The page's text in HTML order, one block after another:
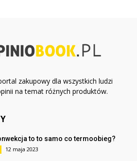
zakupowy dla wszystkich ludzi
na temat różnych produktów.
to to samo co termoobieg?
12 maja 2023